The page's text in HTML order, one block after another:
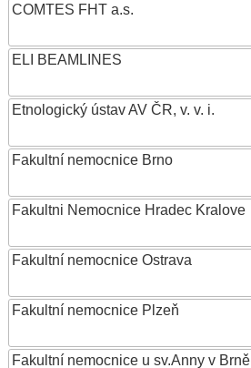
COMTES FHT a.s.
ELI BEAMLINES
Etnologický ústav AV ČR, v. v. i.
Fakultní nemocnice Brno
Fakultni Nemocnice Hradec Kralove
Fakultní nemocnice Ostrava
Fakultní nemocnice Plzeň
Fakultní nemocnice u sv.Anny v Brně